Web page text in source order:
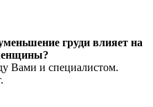
груди влияет на
Вами и специалистом.